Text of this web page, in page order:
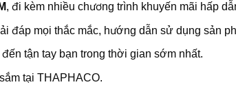
, đi kèm nhiều chương trình khuyến mãi hấp
đáp mọi thắc mắc, hướng dẫn sử dụng sản
tận tay bạn trong thời gian sớm nhất.
tại THAPHACO.